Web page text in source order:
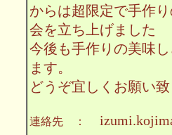
からは超限定で手作
会を立ち上げました
今後も手作りの美味
ます。
どうぞ宜しくお願い
連絡先 ：